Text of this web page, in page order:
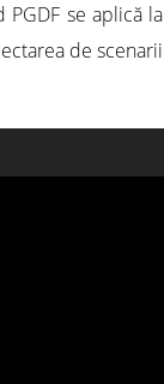
se aplică
de